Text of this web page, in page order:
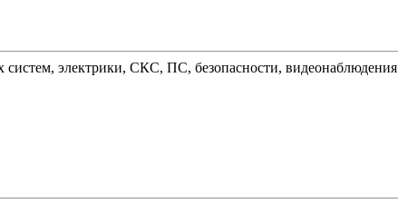
электрики, СКС, ПС, безопасности, видеонаблюдения